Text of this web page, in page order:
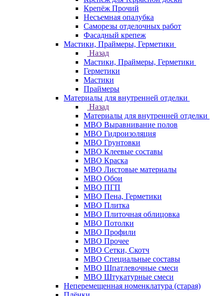
Крепёж Прочий
Несъемная опалубка
Саморезы отделочных работ
Фасадный крепеж
Мастики, Праймеры, Герметики
Назад
Мастики, Праймеры, Герметики
Герметики
Мастики
Праймеры
Материалы для внутренней отделки
Назад
Материалы для внутренней отделки
МВО Выравнивание полов
МВО Гидроизоляция
МВО Грунтовки
МВО Клеевые составы
МВО Краска
МВО Листовые материалы
МВО Обои
МВО ПГП
МВО Пена, Герметики
МВО Плитка
МВО Плиточная облицовка
МВО Потолки
МВО Профили
МВО Прочее
МВО Сетки, Скотч
МВО Специальные составы
МВО Шпатлевочные смеси
МВО Штукатурные смеси
Неперемещенная номенклатура (старая)